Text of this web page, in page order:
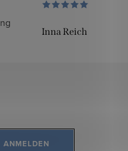
Inna Reich
ANMELDEN